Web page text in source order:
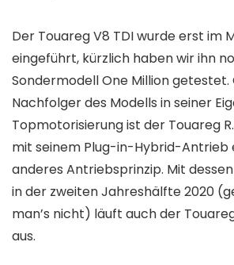
Der Touareg V8 TDI wurde erst im
eingeführt, kürzlich haben wir ihn
Sondermodell One Million getestet.
Nachfolger des Modells in seiner
Topmotorisierung ist der Touareg
mit seinem Plug-in-Hybrid-Antrieb
anderes Antriebsprinzip. Mit
in der zweiten Jahreshälfte 2020
man’s nicht) läuft auch der
aus.